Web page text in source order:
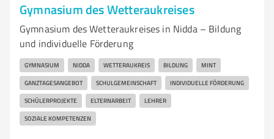
Gymnasium des Wetteraukreises
Gymnasium des Wetteraukreises in Nidda – Bildung
und individuelle Förderung
GYMNASIUM NIDDA WETTERAUKREIS BILDUNG MINT
GANZTAGESANGEBOT SCHULGEMEINSCHAFT INDIVIDUELLE FÖRDERUNG
SCHÜLERPROJEKTE ELTERNARBEIT LEHRER
SOZIALE KOMPETENZEN